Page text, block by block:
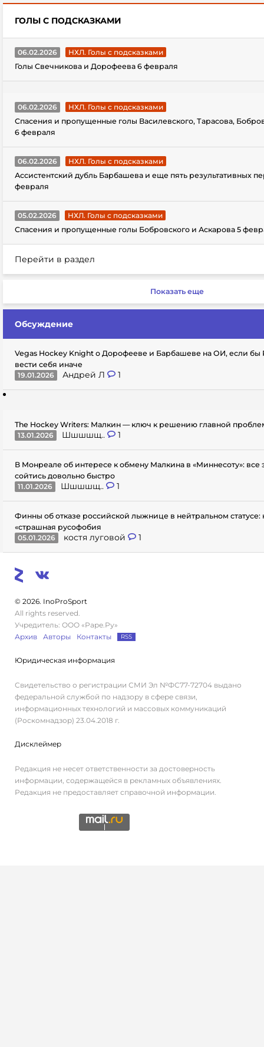
ГОЛЫ С ПОДСКАЗКАМИ
06.02.2026
НХЛ. Голы с подсказками
Голы Свечникова и Дорофеева 6 февраля
06.02.2026
НХЛ. Голы с подсказками
Спасения и пропущенные голы Василевского, Тарасова,
6 февраля
06.02.2026
НХЛ. Голы с подсказками
Ассистентский дубль Барбашева и еще пять результативных
февраля
05.02.2026
НХЛ. Голы с подсказками
Спасения и пропущенные голы Бобровского и Аскарова 5
Перейти в раздел
Показать еще
Обсуждение
Vegas Hockey Knight о Дорофееве и Барбашеве на ОИ, если бы
вести себя иначе
19.01.2026
Андрей Л 1
The Hockey Writers: Малкин — ключ к решению главной
13.01.2026
Шшшшщ.. 1
В Монреале об интересе к обмену Малкина в «Миннесоту»: все
сойтись довольно быстро
11.01.2026
Шшшшщ.. 1
Финны об отказе российской лыжнице в нейтральном статусе:
«страшная русофобия
05.01.2026
костя луговой 1
© 2026. InoProSport
All rights reserved.
Учредитель: ООО «Раре.Ру»
Архив
Авторы Контакты RSS
Юридическая информация
Свидетельство о регистрации СМИ Эл №ФС77-72704 выдано
федеральной службой по надзору в сфере связи,
информационных технологий и массовых коммуникаций
(Роскомнадзор) 23.04.2018 г.
Дисклеймер
Редакция не несет ответственности за достоверность
информации, содержащейся в рекламных объявлениях.
Редакция не предоставляет справочной информации.